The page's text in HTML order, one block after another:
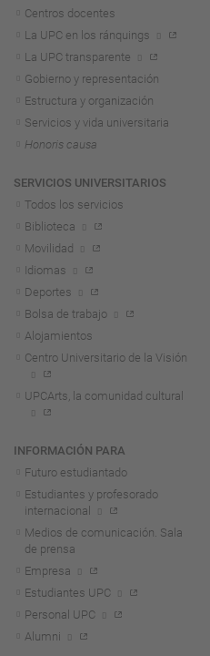
Centros docentes
La UPC en los ránquings
La UPC transparente
Gobierno y representación
Estructura y organización
Servicios y vida universitaria
Honoris causa
SERVICIOS UNIVERSITARIOS
Todos los servicios
Biblioteca
Movilidad
Idiomas
Deportes
Bolsa de trabajo
Alojamientos
Centro Universitario de la Visión
UPCArts, la comunidad cultural
INFORMACIÓN PARA
Futuro estudiantado
Estudiantes y profesorado
internacional
Medios de comunicación. Sala
de prensa
Empresa
Estudiantes UPC
Personal UPC
Alumni